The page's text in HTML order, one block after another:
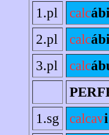
1.pl
calc
2.pl
calc
3.pl
calc
1.sg
calcavi